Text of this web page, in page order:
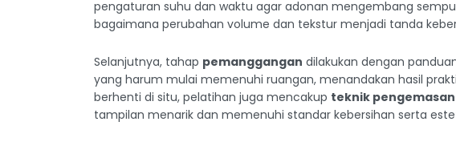
pengaturan suhu dan waktu agar adonan mengembang
bagaimana perubahan volume dan tekstur menjadi tanda
Selanjutnya, tahap pemanggangan dilakukan dengan
yang harum mulai memenuhi ruangan, menandakan hasil
berhenti di situ, pelatihan juga mencakup teknik
tampilan menarik dan memenuhi standar kebersihan serta